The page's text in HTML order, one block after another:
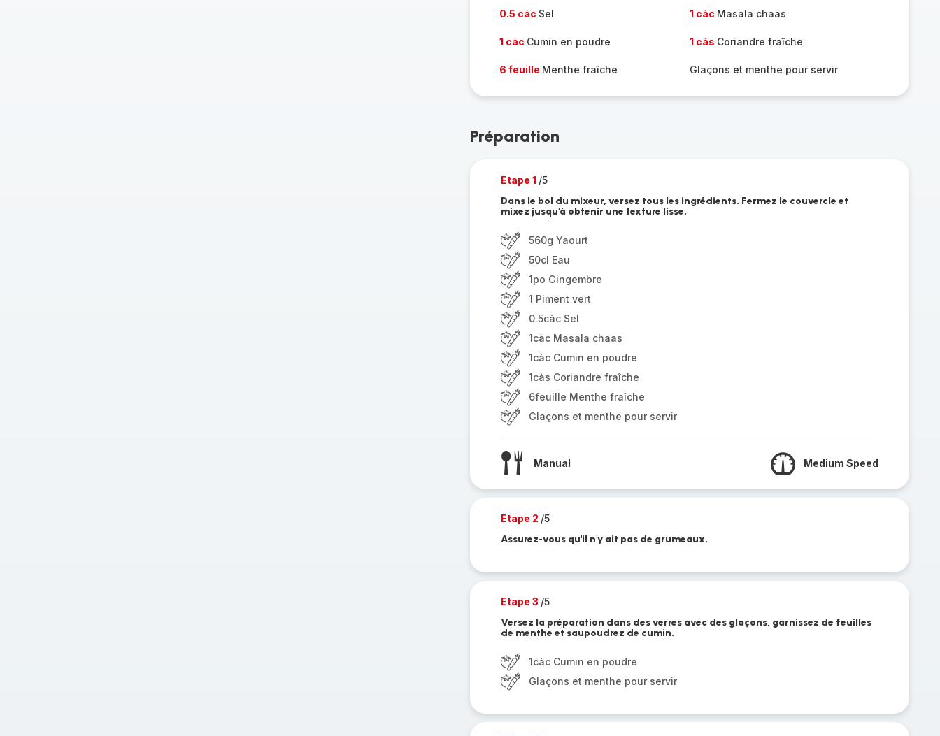
0.5 càc Sel 1 càc Masala chaas
1 càc Cumin en poudre 1 càs Coriandre fraîche
6 feuille Menthe fraîche Glaçons et menthe pour servir
Préparation
Etape 1 /5
Dans le bol du mixeur, versez tous les ingrédients. Fermez le couvercle et
mixez jusqu'à obtenir une texture lisse.
560g Yaourt
50cl Eau
1po Gingembre
1 Piment vert
0.5càc Sel
1càc Masala chaas
1càc Cumin en poudre
1càs Coriandre fraîche
6feuille Menthe fraîche
Glaçons et menthe pour servir
Manual Medium Speed
Etape 2 /5
Assurez-vous qu'il n'y ait pas de grumeaux.
Etape 3 /5
Versez la préparation dans des verres avec des glaçons, garnissez de feuilles
de menthe et saupoudrez de cumin.
1càc Cumin en poudre
Glaçons et menthe pour servir